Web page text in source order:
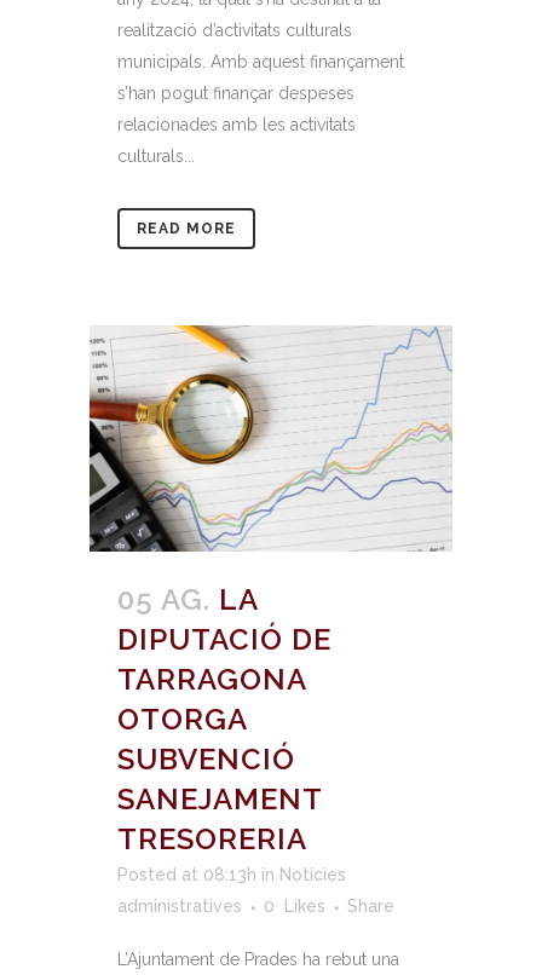
realització d’activitats culturals
municipals. Amb aquest finançament
s’han pogut finançar despeses
relacionades amb les activitats
culturals...
READ MORE
05 AG. LA
DIPUTACIÓ DE
TARRAGONA
OTORGA
SUBVENCIÓ
SANEJAMENT
TRESORERIA
Posted at 08:13h in Notícies
administratives
0 Likes Share
L’Ajuntament de Prades ha rebut una